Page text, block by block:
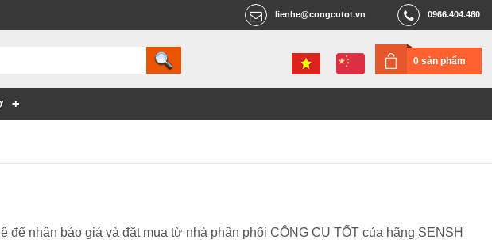
0966.404.460
lienhe@congcutot.vn
0 sản phẩm
nhận báo giá và đặt mua từ nhà phân phối CÔNG CỤ TỐT của hãng SENSH